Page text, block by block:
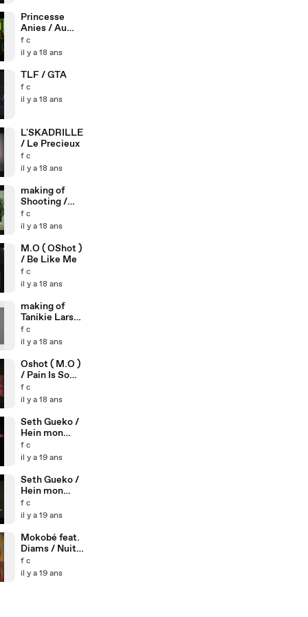
Princesse
Anies / Au
carrefour de la
douleur
f c
il y a 18 ans
TLF / GTA
f c
il y a 18 ans
L'SKADRILLE
/ Le Precieux
f c
il y a 18 ans
making of
Shooting /
Black is Black
f c
il y a 18 ans
M.O ( OShot )
/ Be Like Me
f c
il y a 18 ans
making of
Tanikie Larson
/ La Rumeur
f c
il y a 18 ans
Oshot ( M.O )
/ Pain Is So
Beautifull
f c
il y a 18 ans
Seth Gueko /
Hein mon
Zincou
Version 2
f c
il y a 19 ans
Seth Gueko /
Hein mon
Zincou
Version1
f c
il y a 19 ans
Mokobé feat.
Diams / Nuit
de flammes
f c
il y a 19 ans